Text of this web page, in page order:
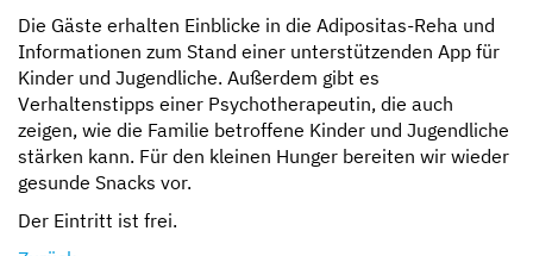
Die Gäste erhalten Einblicke in die Adipositas-Reha und
Informationen zum Stand einer unterstützenden App für
Kinder und Jugendliche. Außerdem gibt es
Verhaltenstipps einer Psychotherapeutin, die auch
zeigen, wie die Familie betroffene Kinder und Jugendliche
stärken kann. Für den kleinen Hunger bereiten wir wieder
gesunde Snacks vor.
Der Eintritt ist frei.